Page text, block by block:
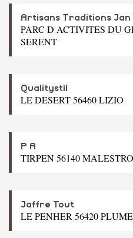
Artisans Traditions Jan
PARC D ACTIVITES DU
SERENT
Qualitystil
LE DESERT 56460 LIZIO
P A
TIRPEN 56140
Jaffre Tout
LE PENHER 56420